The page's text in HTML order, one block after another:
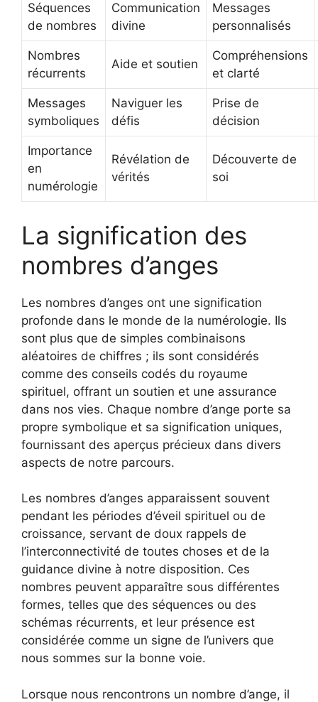
Séquences
de nombres
Communication
divine
Messages
personnalisés
Nombres
récurrents
Aide et soutien
Compréhensions
et clarté
Messages
symboliques
Naviguer les
défis
Prise de
décision
Importance
en
numérologie
Révélation de
vérités
Découverte de
soi
La signification des
nombres d’anges
Les nombres d’anges ont une signification
profonde dans le monde de la numérologie. Ils
sont plus que de simples combinaisons
aléatoires de chiffres ; ils sont considérés
comme des conseils codés du royaume
spirituel, offrant un soutien et une assurance
dans nos vies. Chaque nombre d’ange porte sa
propre symbolique et sa signification uniques,
fournissant des aperçus précieux dans divers
aspects de notre parcours.
Les nombres d’anges apparaissent souvent
pendant les périodes d’éveil spirituel ou de
croissance, servant de doux rappels de
l’interconnectivité de toutes choses et de la
guidance divine à notre disposition. Ces
nombres peuvent apparaître sous différentes
formes, telles que des séquences ou des
schémas récurrents, et leur présence est
considérée comme un signe de l’univers que
nous sommes sur la bonne voie.
Lorsque nous rencontrons un nombre d’ange, il